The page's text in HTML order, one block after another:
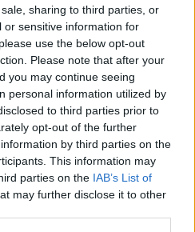
sharing to third parties, or
or sensitive information for
use the below opt-out
Please note that after your
you may continue seeing
personal information utilized by
to third parties prior to
opt-out of the further
by third parties on the
This information may
parties on the IAB’s List of
may further disclose it to other